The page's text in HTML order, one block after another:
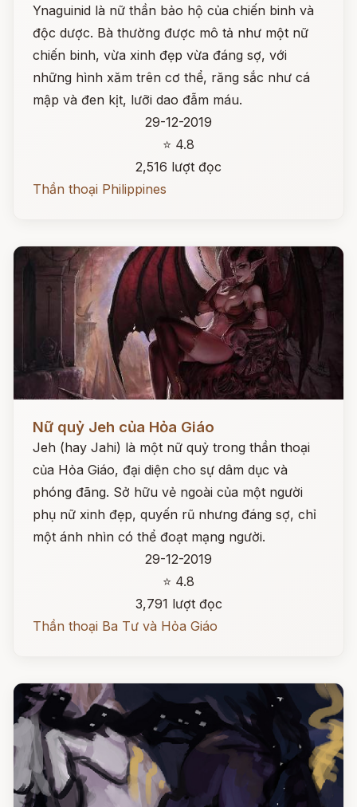
Ynaguinid là nữ thần bảo hộ của chiến binh và
độc dược. Bà thường được mô tả như một nữ
chiến binh, vừa xinh đẹp vừa đáng sợ, với
những hình xăm trên cơ thể, răng sắc như cá
mập và đen kịt, lưỡi dao đẫm máu.
29-12-2019
⭐ 4.8
2,516 lượt đọc
Thần thoại Philippines
Nữ quỷ Jeh của Hỏa Giáo
Jeh (hay Jahi) là một nữ quỷ trong thần thoại
của Hỏa Giáo, đại diện cho sự dâm dục và
phóng đãng. Sở hữu vẻ ngoài của một người
phụ nữ xinh đẹp, quyến rũ nhưng đáng sợ, chỉ
một ánh nhìn có thể đoạt mạng người.
29-12-2019
⭐ 4.8
3,791 lượt đọc
Thần thoại Ba Tư và Hỏa Giáo